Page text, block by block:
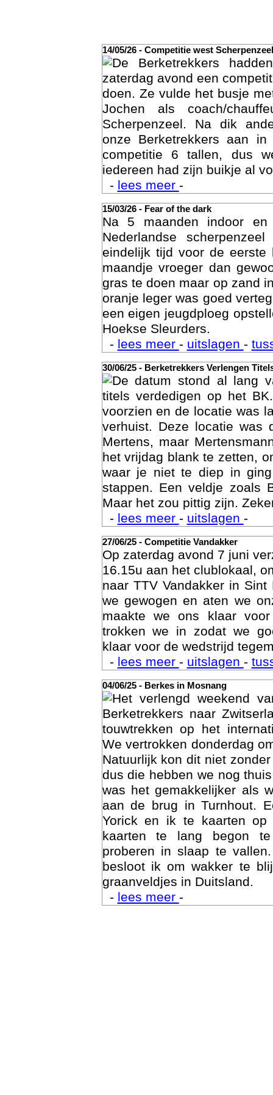
14/05/26 - Competitie west Scherpenzeel
De Berketrekkers
zaterdag avond een
doen. Ze vulde het busje
Jochen als coach/
Scherpenzeel. Na dik
onze Berketrekkers aan
competitie 6 tallen, dus
iedereen had zijn buikje al
- lees meer -
15/03/26 - Fear of the dark
Na 5 maanden indoor
Nederlandse
eindelijk tijd voor de eerste
maandje vroeger dan
gras te doen maar op zand
oranje leger was goed
een eigen jeugdploeg
Hoekse Sleurders.
- lees meer - uitslagen -
30/06/25 - Berketrekkers Verlengen
De datum stond al lang
titels verdedigen op het
voorzien en de locatie was
verhuist. Deze locatie was
Mertens, maar
het vrijdag blank te zetten,
waar je niet te diep in
stappen. Een veldje zoals
Maar het zou pittig zijn.
- lees meer - uitslagen -
27/06/25 - Competitie Vandakker
Op zaterdag avond 7 juni
16.15u aan het clublokaal,
naar TTV Vandakker in
we gewogen en aten we
maakte we ons klaar
trokken we in zodat we
klaar voor de wedstrijd
- lees meer - uitslagen -
04/06/25 - Berkes in Mosnang
Het verlengd weekend
Berketrekkers naar
touwtrekken op het
We vertrokken donderdag
Natuurlijk kon dit niet
dus die hebben we nog
was het gemakkelijker als
aan de brug in Turnhout.
Yorick en ik te kaarten op
kaarten te lang begon
proberen in slaap te
besloot ik om wakker te
graanveldjes in Duitsland.
- lees meer -